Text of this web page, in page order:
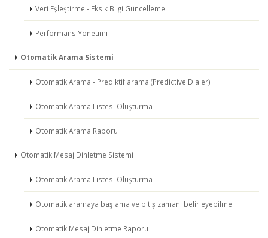
Veri Eşleştirme - Eksik Bilgi Güncelleme
Performans Yönetimi
Otomatik Arama Sistemi
Otomatik Arama - Prediktif arama (Predictive Dialer)
Otomatik Arama Listesi Oluşturma
Otomatik Arama Raporu
Otomatik Mesaj Dinletme Sistemi
Otomatik Arama Listesi Oluşturma
Otomatik aramaya başlama ve bitiş zamanı belirleyebilme
Otomatik Mesaj Dinletme Raporu